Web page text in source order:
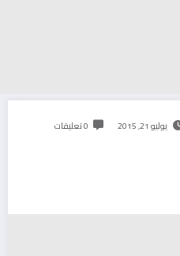
يوليو 21, 2015 0 تعليقات